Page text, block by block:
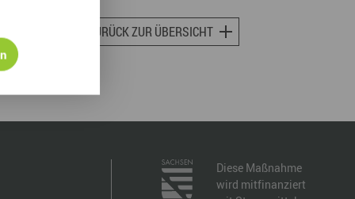
Erzgebirge
ZURÜCK ZUR ÜBERSICHT
Diese Maßnahme
wird mitfinanziert